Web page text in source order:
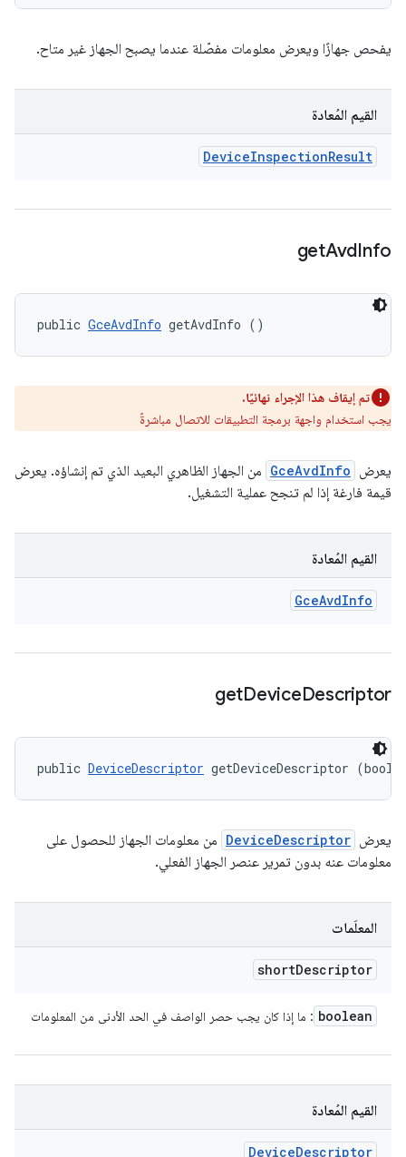
يفحص جهازًا ويعرض معلومات مفصّلة عندما يصبح الجهاز غير متاح.
القيم المُعادة
DeviceInspectionResult
getAvdInfo
public GceAvdInfo getAvdInfo ()
تم إيقاف هذا الإجراء نهائيًا.
يجب استخدام واجهة برمجة التطبيقات للاتصال مباشرةً
يعرض GceAvdInfo من الجهاز الظاهري البعيد الذي تم إنشاؤه. يعرض
قيمة فارغة إذا لم تنجح عملية التشغيل.
القيم المُعادة
GceAvdInfo
getDeviceDescriptor
public DeviceDescriptor getDeviceDescriptor
يعرض DeviceDescriptor من معلومات الجهاز للحصول على
معلومات عنه بدون تمرير عنصر الجهاز الفعلي.
المعلَمات
shortDescriptor
boolean : ما إذا كان يجب حصر الواصف في الحد الأدنى من المعلومات
القيم المُعادة
DeviceDescriptor